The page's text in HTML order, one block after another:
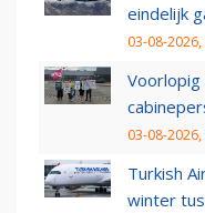
eindelijk
03-08-
Voorlopig
03-08-
Turkish
winter